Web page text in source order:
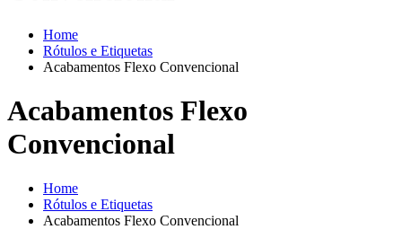
Home
Rótulos e Etiquetas
Acabamentos Flexo Convencional
Acabamentos Flexo
Convencional
Home
Rótulos e Etiquetas
Acabamentos Flexo Convencional